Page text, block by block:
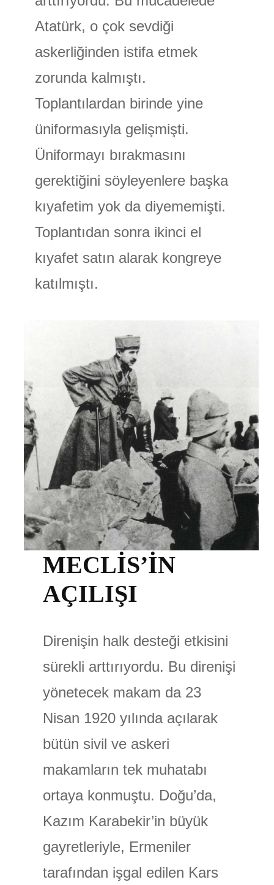
Atatürk, o çok sevdiği
askerliğinden istifa etmek
zorunda kalmıştı.
Toplantılardan birinde yine
üniformasıyla gelişmişti.
Üniformayı bırakmasını
gerektiğini söyleyenlere başka
kıyafetim yok da diyememişti.
Toplantıdan sonra ikinci el
kıyafet satın alarak kongreye
katılmıştı.
MECLİS’İN
AÇILIŞI
Direnişin halk desteği etkisini
sürekli arttırıyordu. Bu direnişi
yönetecek makam da 23
Nisan 1920 yılında açılarak
bütün sivil ve askeri
makamların tek muhatabı
ortaya konmuştu. Doğu’da,
Kazım Karabekir’in büyük
gayretleriyle, Ermeniler
tarafından işgal edilen Kars